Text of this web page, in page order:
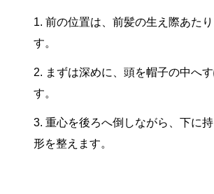
前の位置は、前髪の生え際あた
す。
まずは深めに、頭を帽子の中へ
す。
重心を後ろへ倒しながら、下に
形を整えます。